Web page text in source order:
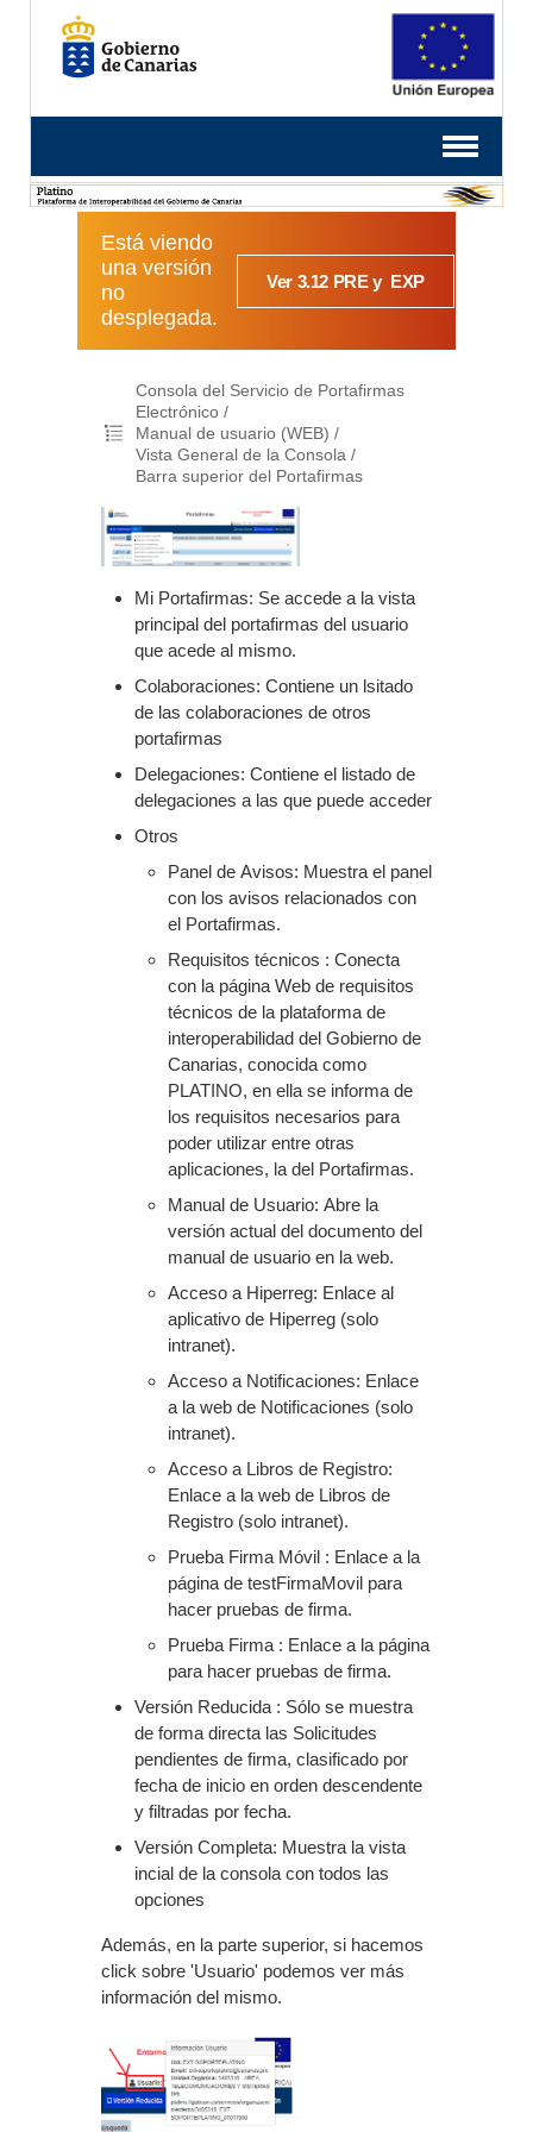
Está viendo
una versión
no
desplegada.
Ver 3.12 PRE y EXP
Consola del Servicio de Portafirmas
Electrónico
Manual de usuario (WEB)
Vista General de la Consola
Barra superior del Portafirmas
Mi Portafirmas: Se accede a la vista
principal del portafirmas del usuario
que acede al mismo.
Colaboraciones: Contiene un lsitado
de las colaboraciones de otros
portafirmas
Delegaciones: Contiene el listado de
delegaciones a las que puede acceder
Otros
Panel de Avisos: Muestra el panel
con los avisos relacionados con
el Portafirmas.
Requisitos técnicos : Conecta
con la página Web de requisitos
técnicos de la plataforma de
interoperabilidad del Gobierno de
Canarias, conocida como
PLATINO, en ella se informa de
los requisitos necesarios para
poder utilizar entre otras
aplicaciones, la del Portafirmas.
Manual de Usuario: Abre la
versión actual del documento del
manual de usuario en la web.
Acceso a Hiperreg: Enlace al
aplicativo de Hiperreg (solo
intranet).
Acceso a Notificaciones: Enlace
a la web de Notificaciones (solo
intranet).
Acceso a Libros de Registro:
Enlace a la web de Libros de
Registro (solo intranet).
Prueba Firma Móvil : Enlace a la
página de testFirmaMovil para
hacer pruebas de firma.
Prueba Firma : Enlace a la página
para hacer pruebas de firma.
Versión Reducida : Sólo se muestra
de forma directa las Solicitudes
pendientes de firma, clasificado por
fecha de inicio en orden descendente
y filtradas por fecha.
Versión Completa: Muestra la vista
incial de la consola con todos las
opciones
Además, en la parte superior, si hacemos
click sobre 'Usuario' podemos ver más
información del mismo.